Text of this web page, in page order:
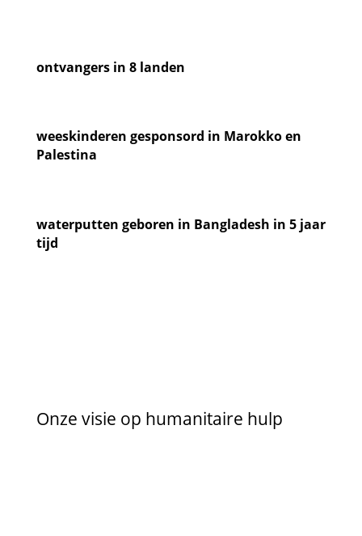
ontvangers in 8 landen
weeskinderen gesponsord in Marokko en
Palestina
waterputten geboren in Bangladesh in 5 jaar
tijd
Onze visie op humanitaire hulp